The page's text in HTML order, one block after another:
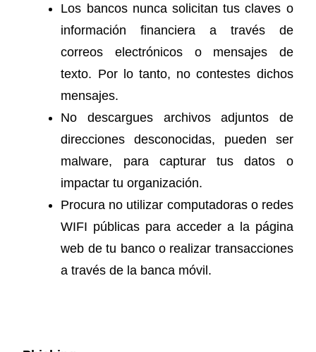
Los bancos nunca solicitan tus claves o
información financiera a través de
correos electrónicos o mensajes de
texto. Por lo tanto, no contestes dichos
mensajes.
No descargues archivos adjuntos de
direcciones desconocidas, pueden ser
malware, para capturar tus datos o
impactar tu organización.
Procura no utilizar computadoras o redes
WIFI públicas para acceder a la página
web de tu banco o realizar transacciones
a través de la banca móvil.